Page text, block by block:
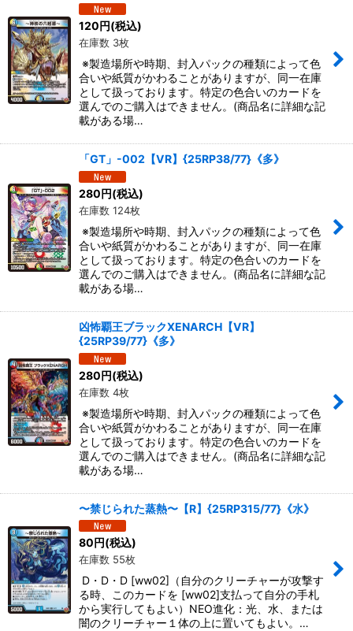
120円(税込)
在庫数 3枚
※製造場所や時期、封入パックの種類によって色
合いや紙質がかわることがありますが、同一在庫
として扱っております。特定の色合いのカードを
選んでのご購入はできません。(商品名に詳細な記
載がある場…
「GT」-002【VR】{25RP38/77}《多》
280円(税込)
在庫数 124枚
※製造場所や時期、封入パックの種類によって色
合いや紙質がかわることがありますが、同一在庫
として扱っております。特定の色合いのカードを
選んでのご購入はできません。(商品名に詳細な記
載がある場…
凶怖覇王ブラックXENARCH【VR】
{25RP39/77}《多》
280円(税込)
在庫数 4枚
※製造場所や時期、封入パックの種類によって色
合いや紙質がかわることがありますが、同一在庫
として扱っております。特定の色合いのカードを
選んでのご購入はできません。(商品名に詳細な記
載がある場…
〜禁じられた蒸熱〜【R】{25RP315/77}《水》
80円(税込)
在庫数 55枚
D・D・D [ww02]（自分のクリーチャーが攻撃す
る時、このカードを [ww02]支払って自分の手札
から実行してもよい）NEO進化：光、水、または
闇のクリーチャー１体の上に置いてもよい。…